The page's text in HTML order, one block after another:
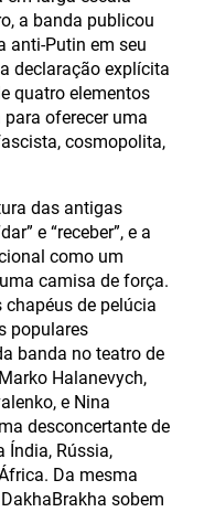
a banda publicou
anti-Putin em seu
declaração explícita
quatro elementos
oferecer uma
cosmopolita,
das antigas
e “receber”, e a
como um
camisa de força.
chapéus de pelúcia
populares
banda no teatro de
Halanevych,
e Nina
desconcertante de
Índia, Rússia,
Da mesma
sobem